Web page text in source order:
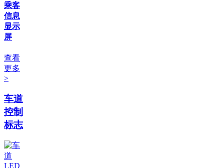
乘客
信息
显示
屏
查看
更多
>
车道
控制
标志